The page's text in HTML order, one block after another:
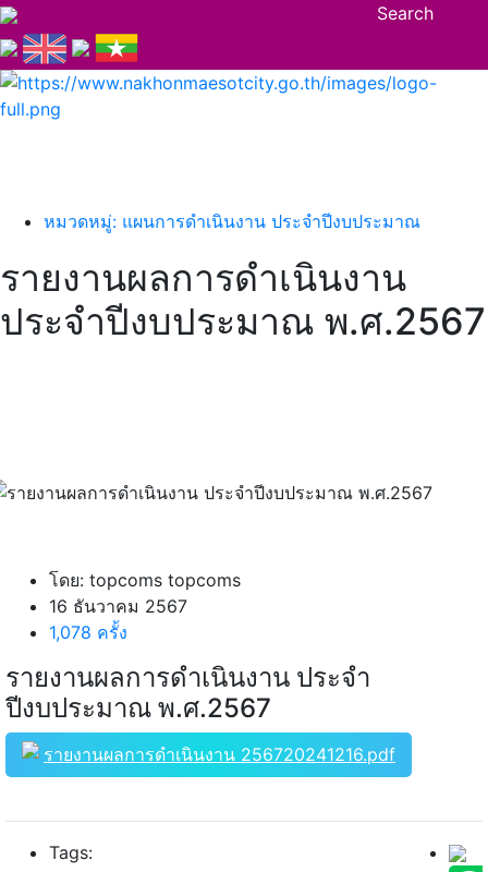
Search
หมวดหมู่: แผนการดำเนินงาน ประจำปีงบประมาณ
รายงานผลการดำเนินงาน
ประจำปีงบประมาณ พ.ศ.2567
โดย: topcoms topcoms
16 ธันวาคม 2567
1,078 ครั้ง
รายงานผลการดำเนินงาน ประจำ
ปีงบประมาณ พ.ศ.2567
รายงานผลการดำเนินงาน 256720241216.pdf
Tags: